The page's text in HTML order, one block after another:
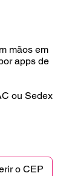
mãos em
apps de
ou Sedex
o CEP